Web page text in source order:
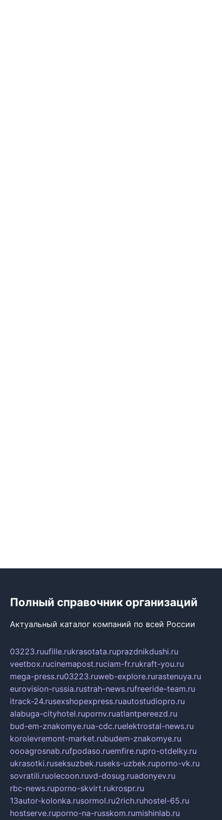
Полный справочник организаций
Актуальный каталог компаний по всей России
03223.ruufille.rukrasotata.ruprazdnikdushi.ru
veetbox.rucinemapost.ruciam-fr.rukraft-you.ru
mega-press.ru03223.ruweb-explore.rurastenuya.ru
eurovision-russia.rustrah-news.rufreeride-team.ru
itrack-24.rusexshopexpress.ruautostudiopro.ru
alabuga-cityhotel.rupornv.ruatlantpereezd.ru
bud-em-znakomye.rua-cdc.ruelektrostal-news.ru
korolevremont-market.rubudem-znakomye.ru
oooagrosnab.rufpodaso.ruemfire.rupro-otdelky.ru
ukrasotki.ruseksuzbek.ruseks-uzbek.ruporno-vk.ru
sovratili.ruolecoon.ruvd-dosug.ruadonyev.ru
rbc-news.ruporno-skvirt.rukrospr.ru
13autor-kolonka.rusormol.ru2rich.ruhostel-65.ru
hostserve.ruporno-na-russkom.rumishinlab.ru